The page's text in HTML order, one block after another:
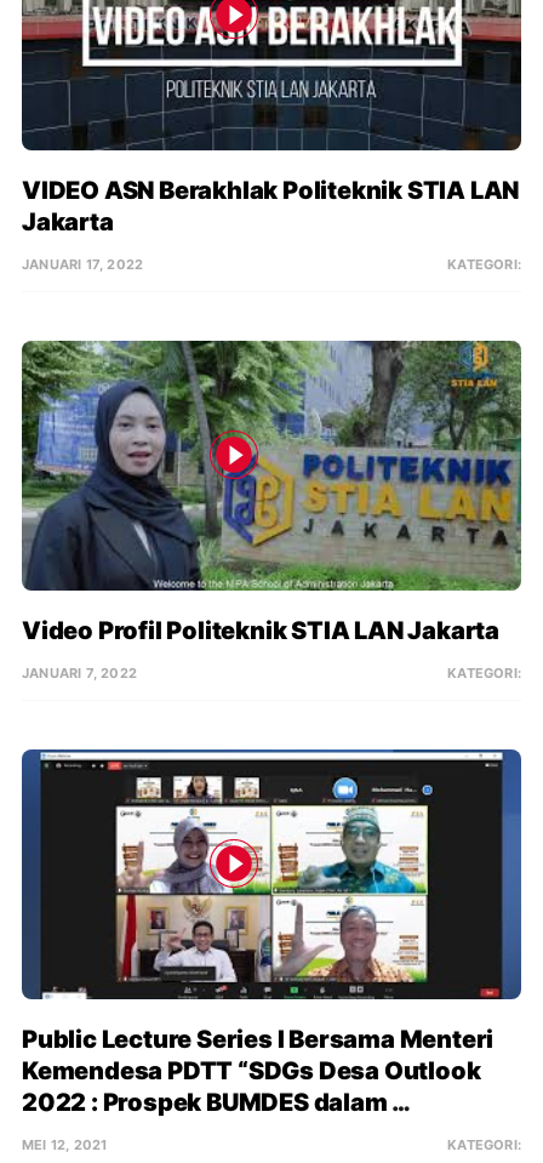
VIDEO ASN Berakhlak Politeknik STIA LAN
Jakarta
JANUARI 17, 2022 KATEGORI:
Video Profil Politeknik STIA LAN Jakarta
JANUARI 7, 2022 KATEGORI:
Public Lecture Series I Bersama Menteri
Kemendesa PDTT “SDGs Desa Outlook
2022 : Prospek BUMDES dalam
Menghidupkan Perekenomian Desa”
MEI 12, 2021 KATEGORI: